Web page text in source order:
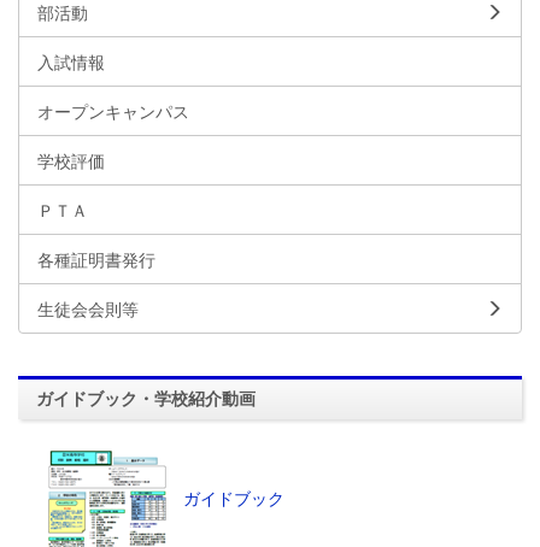
部活動
入試情報
オープンキャンパス
学校評価
ＰＴＡ
各種証明書発行
生徒会会則等
ガイドブック・学校紹介動画
ガイドブック